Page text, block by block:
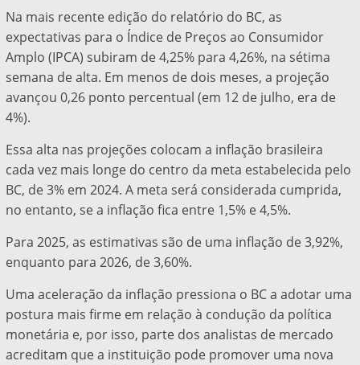
Na mais recente edição do relatório do BC, as
expectativas para o Índice de Preços ao Consumidor
Amplo (IPCA) subiram de 4,25% para 4,26%, na sétima
semana de alta. Em menos de dois meses, a projeção
avançou 0,26 ponto percentual (em 12 de julho, era de
4%).
Essa alta nas projeções colocam a inflação brasileira
cada vez mais longe do centro da meta estabelecida pelo
BC, de 3% em 2024. A meta será considerada cumprida,
no entanto, se a inflação fica entre 1,5% e 4,5%.
Para 2025, as estimativas são de uma inflação de 3,92%,
enquanto para 2026, de 3,60%.
Uma aceleração da inflação pressiona o BC a adotar uma
postura mais firme em relação à condução da política
monetária e, por isso, parte dos analistas de mercado
acreditam que a instituição pode promover uma nova